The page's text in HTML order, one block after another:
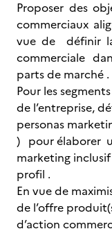
Proposer des
commerciaux
vue de définir
commerciale
parts de marché .
Pour les
de l’entreprise,
personas
) pour élaborer
marketing
profil .
En vue de
de l’offre
d’action